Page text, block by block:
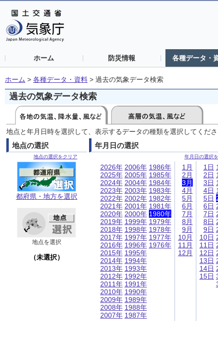
ホーム 防災情報 各種データ・
ホーム > 各種データ・資料 > 過去の気象データ検索
過去の気象データ検索
地点と年月日時を選択して、表示するデータの種類を選択してくだ
地点の選択
地点の選択をクリア
都府県・地方を選択
地点を選択
（未選択）
年月日の選択
年月日の選択
2026年
2025年
2024年
2023年
2022年
2021年
2020年
2019年
2018年
2017年
2016年
2015年
2014年
2013年
2012年
2011年
2010年
2009年
2008年
2007年
2006年
2005年
2004年
2003年
2002年
2001年
2000年
1999年
1998年
1997年
1996年
1995年
1994年
1993年
1992年
1991年
1990年
1989年
1988年
1987年
1986年
1985年
1984年
1983年
1982年
1981年
1980年
1979年
1978年
1977年
1976年
1月
2月
3月
4月
5月
6月
7月
8月
9月
10月
11月
12月
1日
2日
3日
4日
5日
6日
7日
8日
9日
10日
11日
12日
13日
14日
15日